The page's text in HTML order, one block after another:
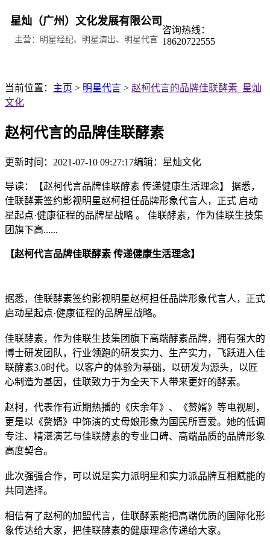
星灿（广州）文化发展有限公司
主营：明星经纪、明星演出、明星代言
咨询热线：
18620722555
当前位置： 主页 > 明星代言 > 赵柯代言的品牌佳联酵素_星灿
文化
赵柯代言的品牌佳联酵素
更新时间：2021-07-10 09:27:17编辑：星灿文化
导读：【赵柯代言品牌佳联酵素 传递健康生活理念】 据悉，
佳联酵素签约影视明星赵柯担任品牌形象代言人，正式 启动
星起点·健康征程的品牌星战略 。 佳联酵素，作为佳联生技集
团旗下高......
【赵柯代言品牌佳联酵素 传递健康生活理念】
据悉，佳联酵素签约影视明星赵柯担任品牌形象代言人，正式
启动星起点·健康征程的品牌星战略。
佳联酵素，作为佳联生技集团旗下高端酵素品牌，拥有强大的
博士研发团队，行业领跑的研发实力、生产实力，飞跃进入佳
联酵素3.0时代。以客户的体验为基础，以研发为源头，以匠
心制造为基因，佳联致力于为全天下人带来更好的酵素。
赵柯，代表作有近期热播的《庆余年》、《赘婿》等电视剧，
更是以《赘婿》中饰演的丈母娘形象为国民所喜爱。她的低调
专注、精湛演艺与佳联酵素的专业口碑、高端品质的品牌形象
高度契合。
此次强强合作，可以说是实力派明星和实力派品牌互相赋能的
共同选择。
相信有了赵柯的加盟代言，佳联酵素能把高端优质的国际化形
象传达给大家，把佳联酵素的健康理念传递给大家。